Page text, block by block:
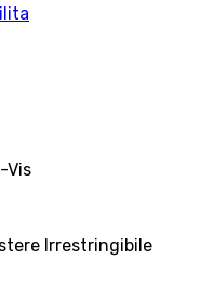
Vis
Irrestringibile